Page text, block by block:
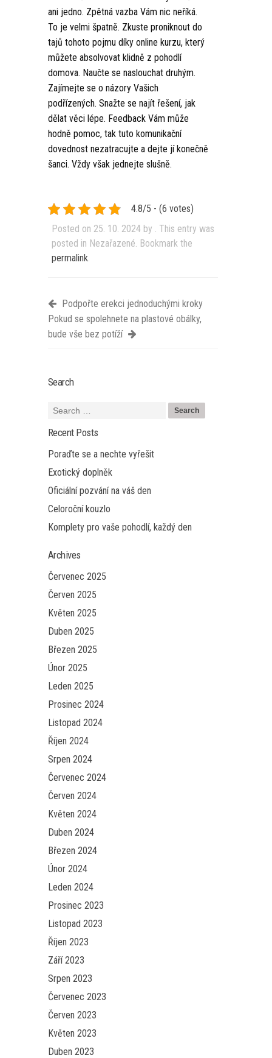
ani jedno. Zpětná vazba Vám nic neříká.
To je velmi špatně. Zkuste proniknout do
tajů tohoto pojmu díky online kurzu, který
můžete absolvovat klidně z pohodlí
domova. Naučte se naslouchat druhým.
Zajímejte se o názory Vašich
podřízených. Snažte se najít řešení, jak
dělat věci lépe. Feedback Vám může
hodně pomoc, tak tuto komunikační
dovednost nezatracujte a dejte jí konečně
šanci. Vždy však jednejte slušně.
4.8/5 - (6 votes)
Posted on 25. 10. 2024 by . This entry was
posted in Nezařazené. Bookmark the
permalink.
Podpořte erekci jednoduchými kroky
Pokud se spolehnete na plastové obálky,
bude vše bez potíží
Search
Recent Posts
Poraďte se a nechte vyřešit
Exotický doplněk
Oficiální pozvání na váš den
Celoroční kouzlo
Komplety pro vaše pohodlí, každý den
Archives
Červenec 2025
Červen 2025
Květen 2025
Duben 2025
Březen 2025
Únor 2025
Leden 2025
Prosinec 2024
Listopad 2024
Říjen 2024
Srpen 2024
Červenec 2024
Červen 2024
Květen 2024
Duben 2024
Březen 2024
Únor 2024
Leden 2024
Prosinec 2023
Listopad 2023
Říjen 2023
Září 2023
Srpen 2023
Červenec 2023
Červen 2023
Květen 2023
Duben 2023